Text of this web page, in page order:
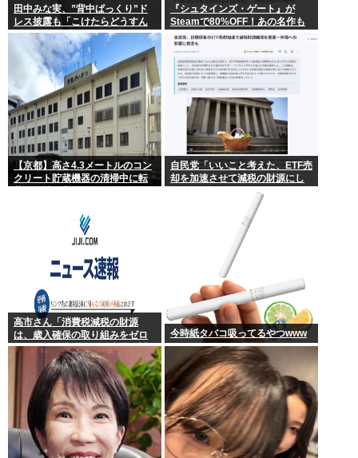
田中みな実、”背中ぱっくり”ド
レス披露も「こけたらどうすん
の？」10cm超ヒールに心配続
出…妊婦期間も”おしゃれ優
先”で問われた意識
『シュタインズ・ゲート』が
Steamで80%OFF！あの名作も
セール中！ケンモメン…急
げ…！
【京都】高さ4.3メートルのコン
クリート貯蔵機器の清掃中に転
自民党「いいこと考えた、ETF売
却を加速させて減税の財源にし
高市さん「消費税減税の財源
は、歳入確保の取り組みをゼロ
ベースで進めることで十分に対
応できる」サナ、有能
今時紙タバコ吸ってるやつwww